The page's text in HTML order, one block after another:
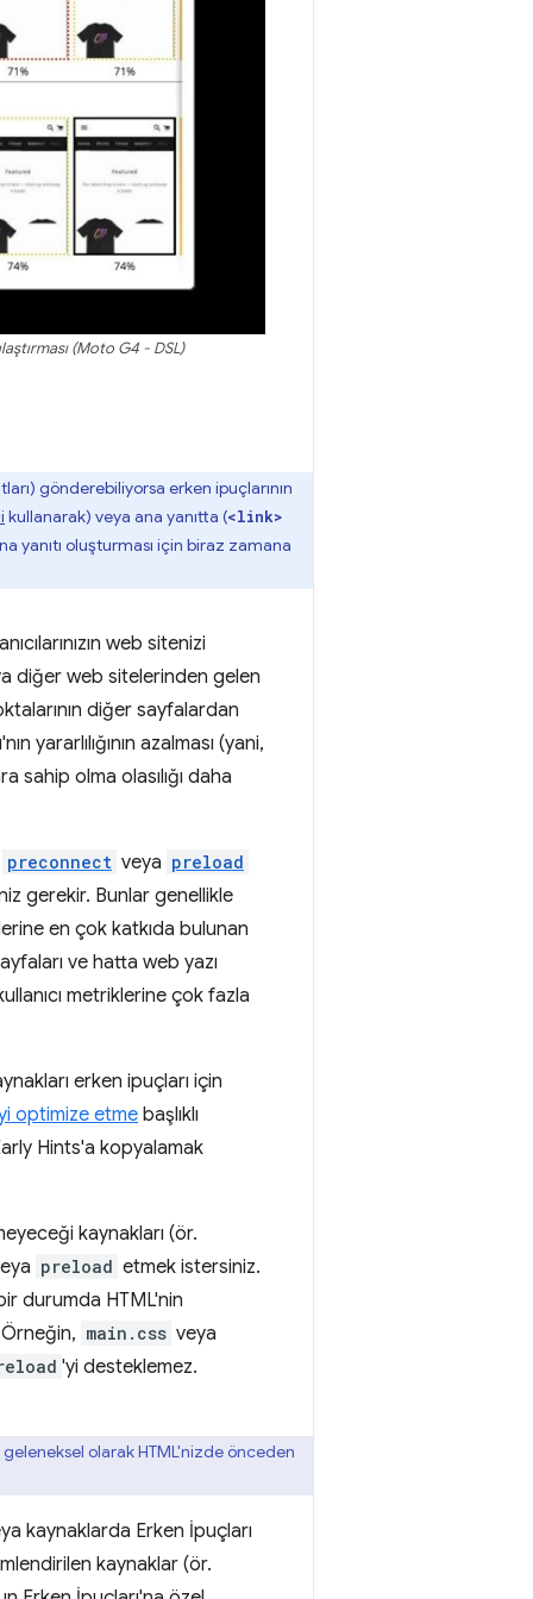
(Moto G4 - DSL)
gönderebiliyorsa erken ipuçlarının
kullanarak) veya ana yanıtta (<link>
yanıtı oluşturması için biraz zamana
web sitenizi
diğer web sitelerinden gelen
diğer sayfalardan
yararlılığının azalması (yani,
sahip olma olasılığı daha
preconnect veya preload
gerekir. Bunlar genellikle
en çok katkıda bulunan
ve hatta web yazı
metriklerine çok fazla
erken ipuçları için
optimize etmebaşlıklı
Hints'a kopyalamak
kaynakları (ör.
preload etmek istersiniz.
durumda HTML'nin
main.css veya
'yi desteklemez.
olarak HTML'nizde önceden
kaynaklarda Erken İpuçları
kaynaklar (ör.